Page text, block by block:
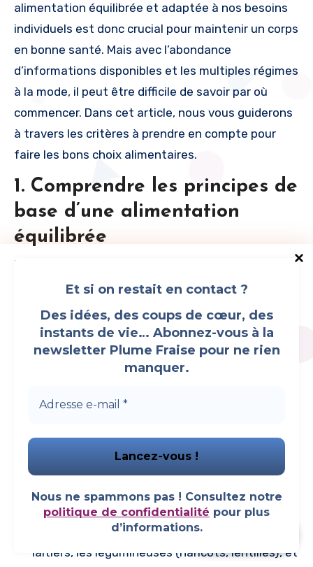
alimentation équilibrée et adaptée à nos besoins
individuels est donc crucial pour maintenir un corps
en bonne santé. Mais avec l’abondance
d’informations disponibles et les multiples régimes
à la mode, il peut être difficile de savoir par où
commencer. Dans cet article, nous vous guiderons
à travers les critères à prendre en compte pour
faire les bons choix alimentaires.
1. Comprendre les principes de
base d’une alimentation
équilibrée
Pour bien choisir son alimentation, il est important
de connaître les fondements d’une alimentation
équilibrée. Une alimentation saine repose sur la
diversité et la qualité des aliments consommés.
Voici les principaux composants à intégrer dans
votre alimentation quotidienne :
1.1 Les macronutriments : protéines,
: Elles sont essentielles pour la
fonctionnement du système immunitaire. Les
protéines se trouvent principalement dans les
viandes, les poissons, les œufs, les produits
laitiers, les légumineuses (haricots, lentilles), et
Et si on restait en contact ?
Des idées, des coups de cœur, des
instants de vie… Abonnez-vous à la
newsletter Plume Fraise pour ne rien
manquer.
Nous ne spammons pas ! Consultez notre
politique de confidentialité pour plus
d’informations.